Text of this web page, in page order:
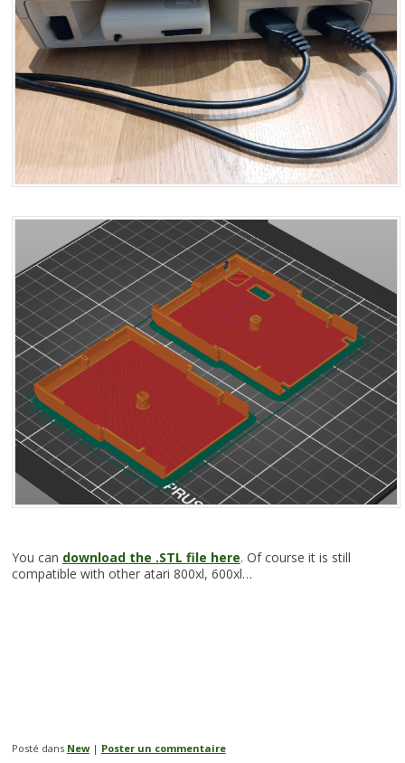
You can download the .STL file here. Of course it is still
compatible with other atari 800xl, 600xl…
Posté dans New | Poster un commentaire